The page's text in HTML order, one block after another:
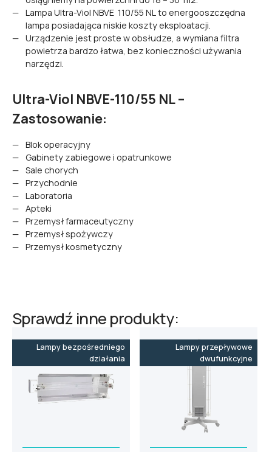
Lampa Ultra-Viol NBVE 110/55 NL to energooszczędna
lampa posiadająca niskie koszty eksploatacji.
Urządzenie jest proste w obsłudze, a wymiana filtra
powietrza bardzo łatwa, bez konieczności używania
narzędzi.
Ultra-Viol NBVE-110/55 NL –
Zastosowanie:
Blok operacyjny
Gabinety zabiegowe i opatrunkowe
Sale chorych
Przychodnie
Laboratoria
Apteki
Przemysł farmaceutyczny
Przemysł spożywczy
Przemysł kosmetyczny
Sprawdź inne produkty:
Lampy bezpośredniego
działania
Lampy przepływowe
dwufunkcyjne